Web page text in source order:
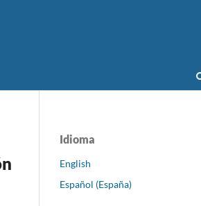
Idioma
English
Español (España)